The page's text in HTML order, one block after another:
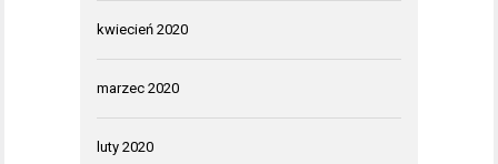
kwiecień 2020
marzec 2020
luty 2020